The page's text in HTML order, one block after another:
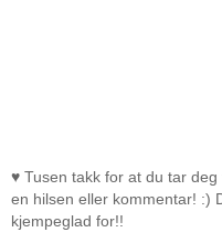
♥ Tusen takk for at du tar
en hilsen eller kommentar! :)
kjempeglad for!!